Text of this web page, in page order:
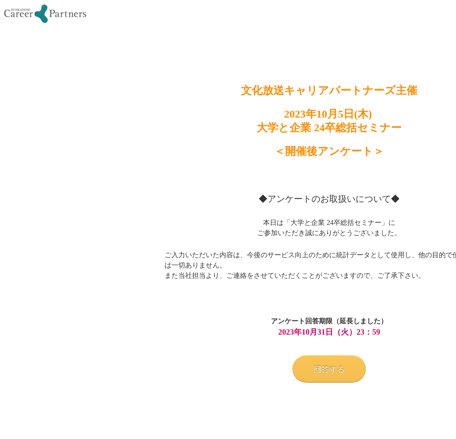
文化放送キャリアパートナーズ主催
2023年10月5日(木)
大学と企業 24卒総括セミナー
＜開催後アンケート＞
◆アンケートのお取扱いについて◆
本日は「 大学と企業 24卒総括セミナー」に
ご参加いただき 誠にありがとうございました。
ご入力いただいた内容は、今後のサービス向上のために統計データとして使用し、 他の目的で
は一切ありません。
また当社担当より、ご連絡をさせていただくことがございますので、ご了承下さい。
アンケート回答期限（延長しました）
2023年10月31日（火）23：59
回答する